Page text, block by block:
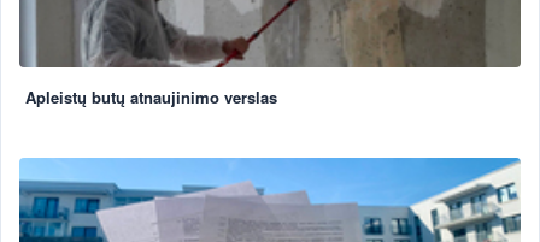
Apleistų butų atnaujinimo verslas